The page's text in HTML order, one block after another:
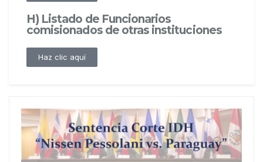
H) Listado de Funcionarios
comisionados de otras instituciones
Haz clic aquí